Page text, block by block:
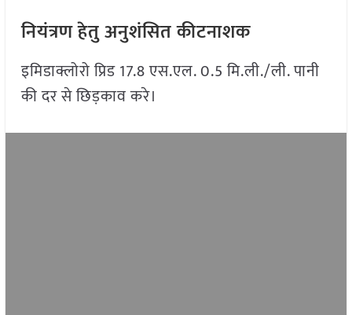
नियंत्रण हेतु अनुशंसित कीटनाशक
इमिडाक्लोरो प्रिड 17.8 एस.एल. 0.5 मि.ली./ली. पानी
की दर से छिड़काव करे।